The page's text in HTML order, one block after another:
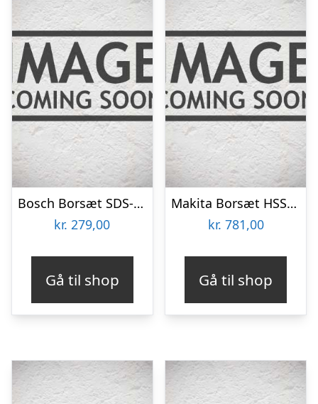
Bosch Borsæt SDS-plus Ø5-12mm 7stk – 2609255544
kr. 279,00
Gå til shop
Makita Borsæt HSS-g 19 Stk. – P-73673
kr. 781,00
Gå til shop